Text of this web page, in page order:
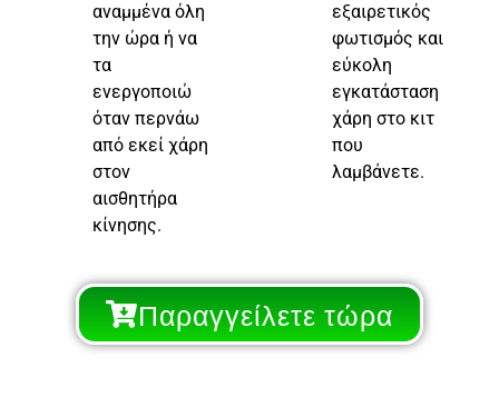
αναμμένα όλη
την ώρα ή να
τα
ενεργοποιώ
όταν περνάω
από εκεί χάρη
στον
αισθητήρα
κίνησης.
εξαιρετικός
φωτισμός και
εύκολη
εγκατάσταση
χάρη στο κιτ
που
λαμβάνετε.
Παραγγείλετε τώρα